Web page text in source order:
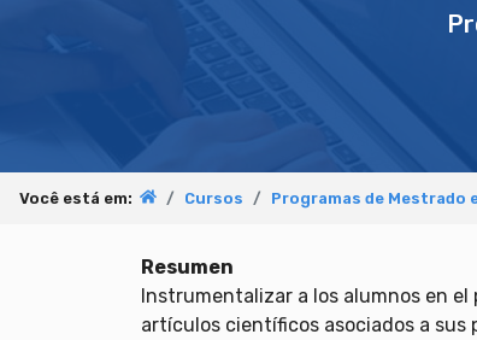
Você está em: Cursos Programas de Mestrado
Resumen
Instrumentalizar a los alumnos en
artículos científicos asociados a